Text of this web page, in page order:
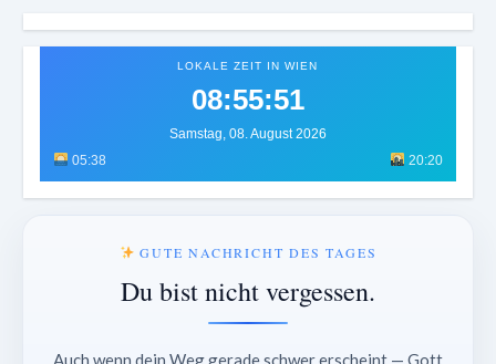
LOKALE ZEIT IN WIEN
08:55:53
Samstag, 08. August 2026
05:38
20:20
GUTE NACHRICHT DES TAGES
Du bist nicht vergessen.
Auch wenn dein Weg gerade schwer erscheint — Gott